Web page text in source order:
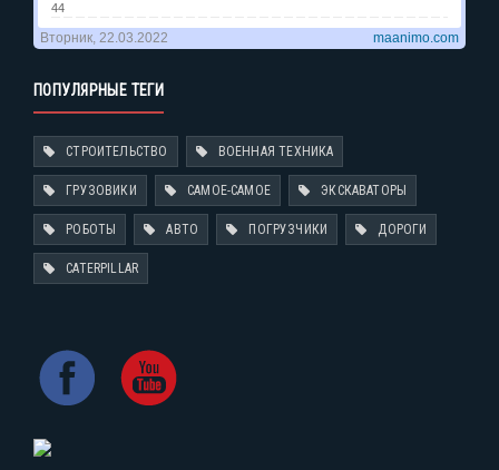
ПОПУЛЯРНЫЕ ТЕГИ
СТРОИТЕЛЬСТВО ВОЕННАЯ ТЕХНИКА
ГРУЗОВИКИ САМОЕ-САМОЕ ЭКСКАВАТОРЫ
РОБОТЫ АВТО ПОГРУЗЧИКИ ДОРОГИ
CATERPILLAR